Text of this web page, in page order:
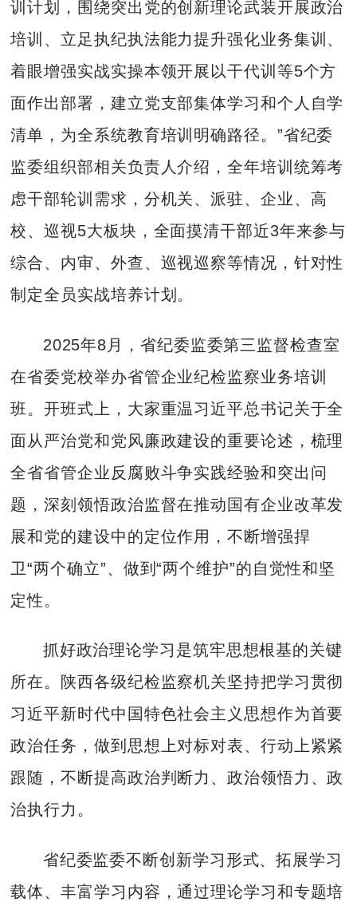
训计划，围绕突出党的创新理论武装开展政治
培训、立足执纪执法能力提升强化业务集训、
着眼增强实战实操本领开展以干代训等5个方
面作出部署，建立党支部集体学习和个人自学
清单，为全系统教育培训明确路径。”省纪委
监委组织部相关负责人介绍，全年培训统筹考
虑干部轮训需求，分机关、派驻、企业、高
校、巡视5大板块，全面摸清干部近3年来参与
综合、内审、外查、巡视巡察等情况，针对性
制定全员实战培养计划。
2025年8月，省纪委监委第三监督检查室
在省委党校举办省管企业纪检监察业务培训
班。开班式上，大家重温习近平总书记关于全
面从严治党和党风廉政建设的重要论述，梳理
全省省管企业反腐败斗争实践经验和突出问
题，深刻领悟政治监督在推动国有企业改革发
展和党的建设中的定位作用，不断增强捍
卫“两个确立”、做到“两个维护”的自觉性和坚
定性。
抓好政治理论学习是筑牢思想根基的关键
所在。陕西各级纪检监察机关坚持把学习贯彻
习近平新时代中国特色社会主义思想作为首要
政治任务，做到思想上对标对表、行动上紧紧
跟随，不断提高政治判断力、政治领悟力、政
治执行力。
省纪委监委不断创新学习形式、拓展学习
载体、丰富学习内容，通过理论学习和专题培